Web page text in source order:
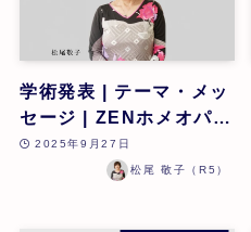
学術発表 | テーマ・メッ
セージ | ZENホメオパシ
ーの改善事例、抗疥癬治
療の新たな発見・可能性
2025年9月27日
松尾 敬子（R5）